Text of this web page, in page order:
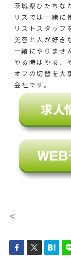
茨城県ひたち
リズでは一緒に
リストスタッフ
美容と人が好き
一緒にやりませ
やる時はやる、
オフの切替を大
会社です。
<